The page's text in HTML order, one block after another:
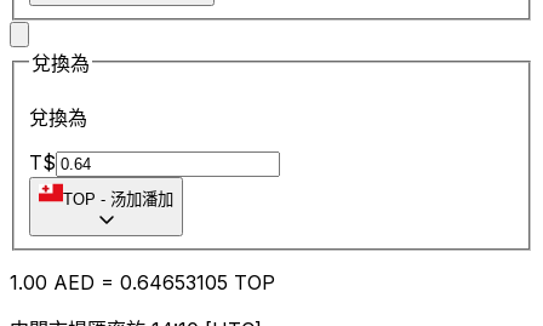
兌換為
兌換為
T$
TOP - 汤加潘加
1.00 AED = 0.64653105 TOP